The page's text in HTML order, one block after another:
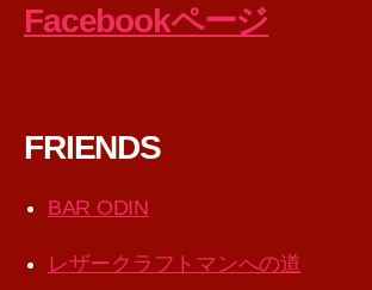
Facebookページ
FRIENDS
BAR ODIN
レザークラフトマンへの道